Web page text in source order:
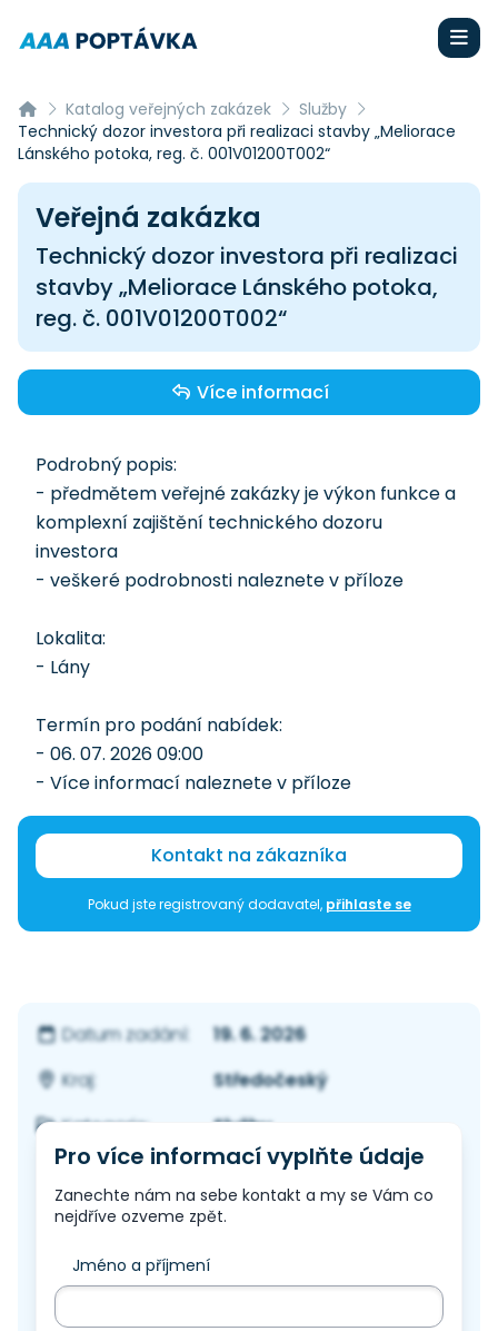
Katalog veřejných zakázek
Služby
Technický dozor investora při realizaci stavby „Meliorace
Lánského potoka, reg. č. 001V01200T002“
Veřejná zakázka
Technický dozor investora při realizaci
stavby „Meliorace Lánského potoka,
reg. č. 001V01200T002“
Více informací
Podrobný popis:
- předmětem veřejné zakázky je výkon funkce a
komplexní zajištění technického dozoru
investora
- veškeré podrobnosti naleznete v příloze
Lokalita:
- Lány
Termín pro podání nabídek:
- 06. 07. 2026 09:00
- Více informací naleznete v příloze
Kontakt na zákazníka
Pokud jste registrovaný dodavatel, přihlaste se
Datum zadání:
19. 6. 2026
Kraj:
Středočeský
Kategorie:
Služby
Pro více informací vyplňte údaje
Zanechte nám na sebe kontakt a my se Vám co
nejdříve ozveme zpět.
Jméno a příjmení